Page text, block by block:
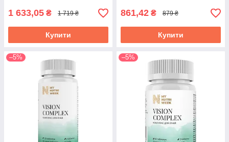
1 633,05 ₴ 1 719 ₴
Купити
861,42 ₴ 879 ₴
Купити
–5% –5%